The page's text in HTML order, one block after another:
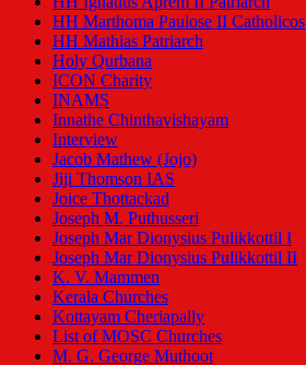
HH Marthoma Paulose II Catholicos
HH Mathias Patriarch
Holy Qurbana
ICON Charity
INAMS
Innathe Chinthavishayam
Interview
Jacob Mathew (Jojo)
Jiji Thomson IAS
Joice Thottackad
Joseph M. Puthusseri
Joseph Mar Dionysius Pulikkottil I
Joseph Mar Dionysius Pulikkottil II
K. V. Mammen
Kerala Churches
Kottayam Cheriapally
List of MOSC Churches
M. G. George Muthoot